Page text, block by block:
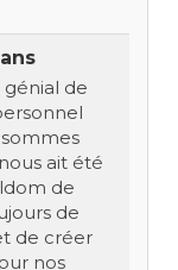
génial de
ait été
de
de
de créer
nos